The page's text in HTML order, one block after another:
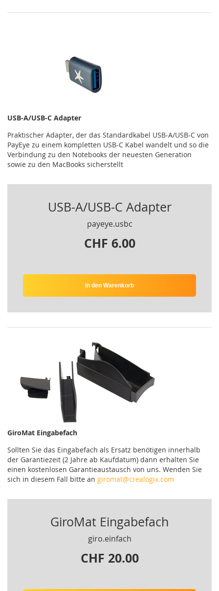
USB-A/USB-C Adapter
Praktischer Adapter, der das Standardkabel USB-A/USB-C von
PayEye zu einem kompletten USB-C Kabel wandelt und so die
Verbindung zu den Notebooks der neuesten Generation
sowie zu den MacBooks sicherstellt
USB-A/USB-C Adapter
CHF 6.00
payeye.usbc
In den Warenkorb
GiroMat Eingabefach
Sollten Sie das Eingabefach als Ersatz benötigen innerhalb
der Garantiezeit (2 Jahre ab Kaufdatum) dann erhalten Sie
einen kostenlosen Garantieaustausch von uns. Wenden Sie
sich in diesem Fall bitte an giromat@crealogix.com
GiroMat Eingabefach
CHF 20.00
giro.einfach